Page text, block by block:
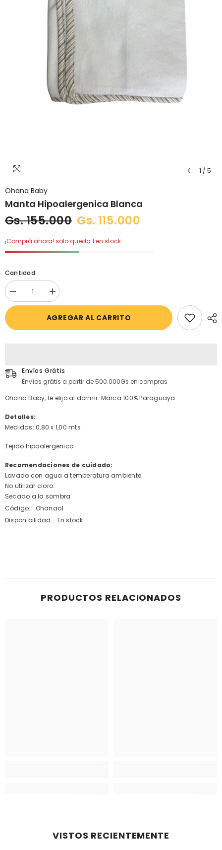
1 / 5
Ohana Baby
Manta Hipoalergenica Blanca
Gs. 155.000 Gs. 115.000
¡Comprá ahora! solo queda 1 en stock
Cantidad:
Disminuir
cantidad
blanca
aumentar
la
para
hipoalergenica
AGREGAR AL CARRITO
Envíos Grátis
Envíos grátis a partir de 500.000Gs en compras
Ohana Baby, te elijo al dormir. Marca 100% Paraguaya.
Detalles:
Medidas: 0,80 x 1,00 mts
Tejido hipoalergenico
Recomendaciones de cuidado:
Lavado con agua a temperatura ambiente.
No utilizar cloro.
Secado a la sombra.
Código:
Ohanao1
Disponibilidad:
En stock
PRODUCTOS RELACIONADOS
VISTOS RECIENTEMENTE